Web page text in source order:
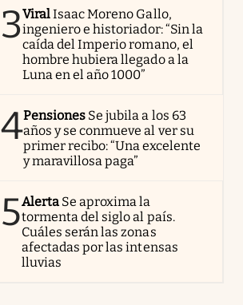
3ViralIsaac Moreno Gallo,
ingeniero e historiador: “Sin la
caída del Imperio romano, el
hombre hubiera llegado a la
Luna en el año 1000”
4Pensiones Se jubila a los 63
años y se conmueve al ver su
primer recibo: “Una excelente
y maravillosa paga”
5Alerta Se aproxima la
tormenta del siglo al país.
Cuáles serán las zonas
afectadas por las intensas
lluvias